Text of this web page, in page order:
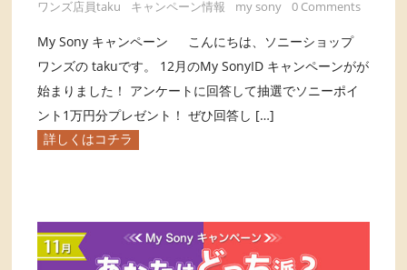
ワンズ店員taku キャンペーン情報 my sony 0 Comments
My Sony キャンペーン こんにちは、ソニーショップ
ワンズの takuです。 12月のMy SonyID キャンペーンがが
始まりました！ アンケートに回答して抽選でソニーポイ
ント1万円分プレゼント！ ぜひ回答し […]
詳しくはコチラ